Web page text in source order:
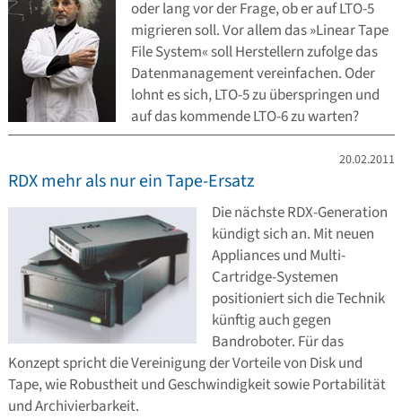
oder lang vor der Frage, ob er auf LTO-5
migrieren soll. Vor allem das »Linear Tape
File System« soll Herstellern zufolge das
Datenmanagement vereinfachen. Oder
lohnt es sich, LTO-5 zu überspringen und
auf das kommende LTO-6 zu warten?
20.02.2011
RDX mehr als nur ein Tape-Ersatz
Die nächste RDX-Generation
kündigt sich an. Mit neuen
Appliances und Multi-
Cartridge-Systemen
positioniert sich die Technik
künftig auch gegen
Bandroboter. Für das
Konzept spricht die Vereinigung der Vorteile von Disk und
Tape, wie Robustheit und Geschwindigkeit sowie Portabilität
und Archivierbarkeit.